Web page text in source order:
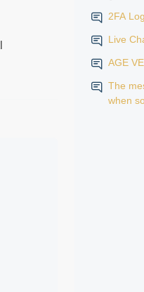
2FA
Live
AGE
The
when